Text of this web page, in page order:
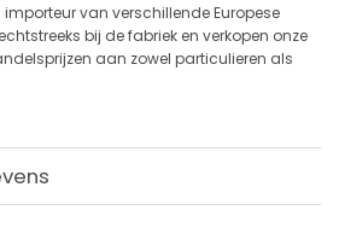
van verschillende Europese
bij de fabriek en verkopen onze
aan zowel particulieren als